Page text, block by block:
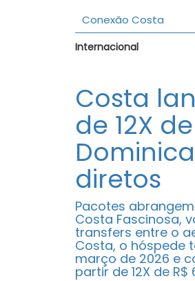
Conexão Costa
Internacional
Costa
de 12X
diretos
Pacotes
Costa Fascinosa,
transfers entre o
Costa, o hóspede
março de 2026 e
partir de 12X de